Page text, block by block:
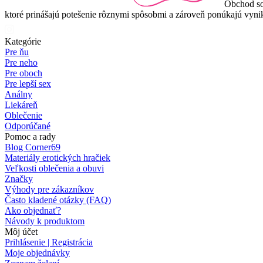
Obchod
ktoré prinášajú potešenie rôznymi spôsobmi a zároveň ponúkajú
Kategórie
Pre ňu
Pre neho
Pre oboch
Pre lepší sex
Análny
Liekáreň
Oblečenie
Odporúčané
Pomoc a rady
Blog Corner69
Materiály erotických hračiek
Veľkosti oblečenia a obuvi
Značky
Výhody pre zákazníkov
Často kladené otázky (FAQ)
Ako objednať?
Návody k produktom
Môj účet
Prihlásenie | Registrácia
Moje objednávky